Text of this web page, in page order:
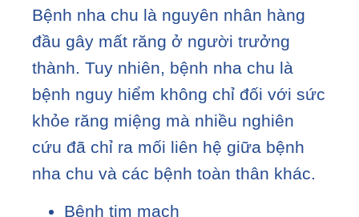
Bệnh nha chu là nguyên nhân hàng
đầu gây mất răng ở người trưởng
thành. Tuy nhiên, bệnh nha chu là
bệnh nguy hiểm không chỉ đối với sức
khỏe răng miệng mà nhiều nghiên
cứu đã chỉ ra mối liên hệ giữa bệnh
nha chu và các bệnh toàn thân khác.
Bệnh tim mạch